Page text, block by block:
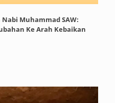
Muhammad SAW:
Ke Arah Kebaikan